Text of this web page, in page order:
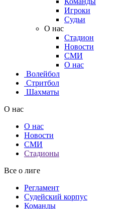
Игроки
Судьи
О нас
Стадион
Новости
СМИ
О нас
Волейбол
Стритбол
Шахматы
О нас
О нас
Новости
СМИ
Стадионы
Все о лиге
Регламент
Судейский корпус
Команды